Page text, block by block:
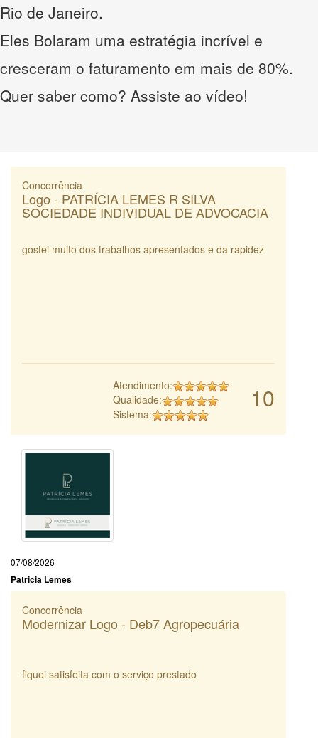
Rio de Janeiro.
Eles Bolaram uma estratégia incrível e
cresceram o faturamento em mais de 80%.
Quer saber como? Assiste ao vídeo!
Concorrência
Logo - PATRÍCIA LEMES R SILVA
SOCIEDADE INDIVIDUAL DE ADVOCACIA
gostei muito dos trabalhos apresentados e da rapidez
10
Atendimento:
Qualidade:
Sistema:
07/08/2026
Patricia Lemes
Concorrência
Modernizar Logo - Deb7 Agropecuária
fiquei satisfeita com o serviço prestado